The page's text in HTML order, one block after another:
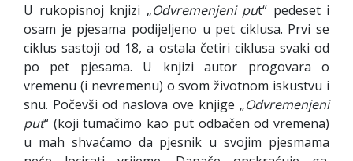
U rukopisnoj knjizi „Odvremenjeni put“ pedeset i
osam je pjesama podijeljeno u pet ciklusa. Prvi se
ciklus sastoji od 18, a ostala četiri ciklusa svaki od
po pet pjesama. U knjizi autor progovara o
vremenu (i nevremenu) o svom životnom iskustvu i
snu. Počevši od naslova ove knjige „Odvremenjeni
put“ (koji tumačimo kao put odbačen od vremena)
u mah shvaćamo da pjesnik u svojim pjesmama